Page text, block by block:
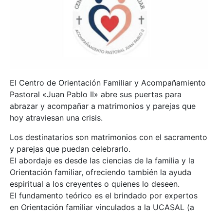
El Centro de Orientación Familiar y Acompañamiento
Pastoral «Juan Pablo II» abre sus puertas para
abrazar y acompañar a matrimonios y parejas que
hoy atraviesan una crisis.
Los destinatarios son matrimonios con el sacramento
y parejas que puedan celebrarlo.
El abordaje es desde las ciencias de la familia y la
Orientación familiar, ofreciendo también la ayuda
espiritual a los creyentes o quienes lo deseen.
El fundamento teórico es el brindado por expertos
en Orientación familiar vinculados a la UCASAL (a